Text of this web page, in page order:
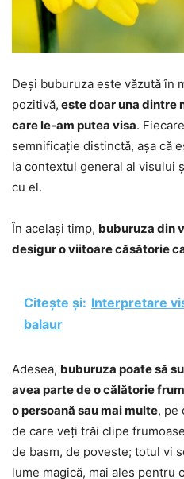
Deși buburuza este văzută în
pozitivă, este doar una dintre
care le-am putea visa.
semnificație distinctă, așa că
la contextul general al visului
cu el.
În același timp, buburuza din
desigur o viitoare căsătorie
Citește și: Interpretare
balaur
Adesea, buburuza poate să
avea parte de o călătorie
o persoană sau mai multe, pe
de care veți trăi clipe
de basm, de poveste; totul vi
lume magică, mai ales pentru